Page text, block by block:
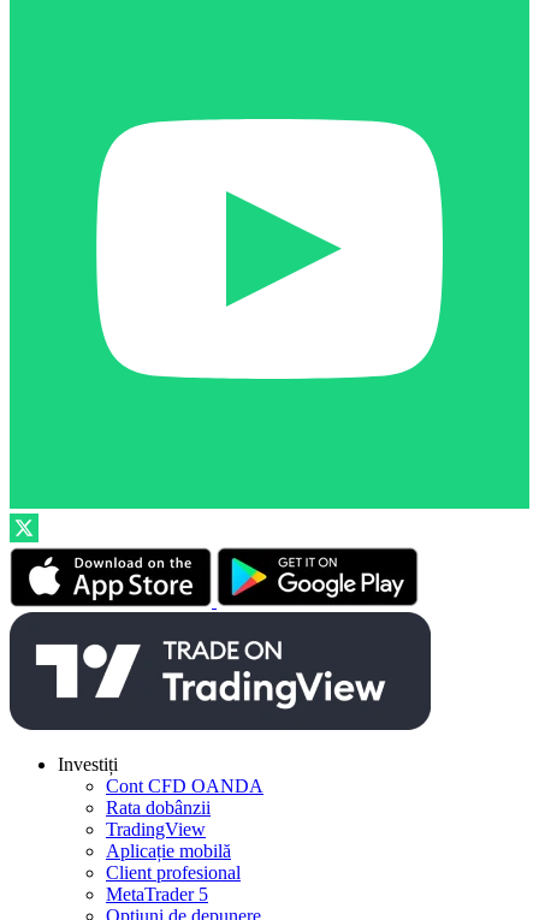
Investiți
Cont CFD OANDA
Rata dobânzii
TradingView
Aplicație mobilă
Client profesional
MetaTrader 5